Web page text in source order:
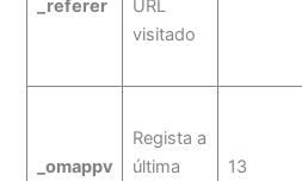
_referer
URL
visitado
_omappv
Regista a
última
13